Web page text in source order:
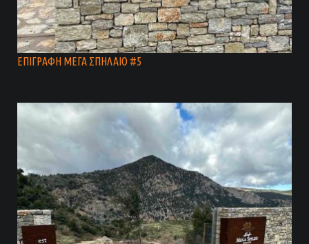
ΕΠΙΓΡΑΦΗ ΜΕΓΑ ΣΠΗΛΑΙΟ #5